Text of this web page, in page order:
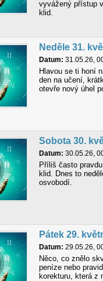
vyvážený přístup
klid.
Neděle 31.
Datum: 31.05.26,
Hlavou se ti honí
den na učení,
otevře nový úhel
Sobota 30.
Datum: 30.05.26,
Příliš často
klid. Dnes to
osvobodí.
Pátek 29.
Datum: 29.05.26,
Něco, co znělo
peníze nebo
korekturu, která z